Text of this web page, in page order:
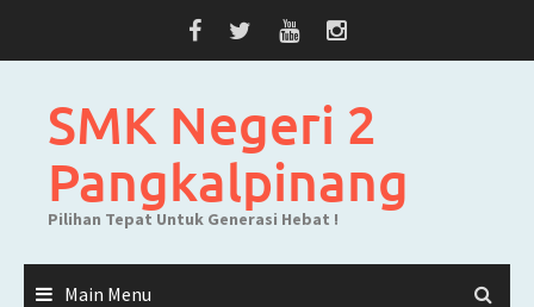
SMK Negeri 2
Pangkalpinang
Pilihan Tepat Untuk Generasi Hebat !
Main Menu